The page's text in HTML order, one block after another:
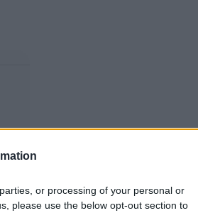
or processing of your personal or
please use the below opt-out section to